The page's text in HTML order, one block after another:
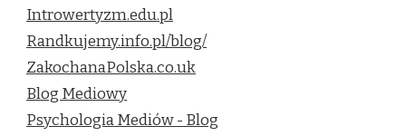
Introwertyzm.edu.pl
Randkujemy.info.pl/blog/
ZakochanaPolska.co.uk
Blog Mediowy
Psychologia Mediów - Blog